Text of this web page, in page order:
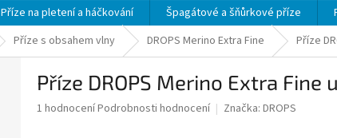
Příze na pletení a háčkování Špagátové a šňůrkové příze
Příze s obsahem vlny DROPS Merino Extra Fine Příze
Příze DROPS Merino Extra
Průměrné
1 hodnoceníPodrobnosti hodnocení Značka: DROPS